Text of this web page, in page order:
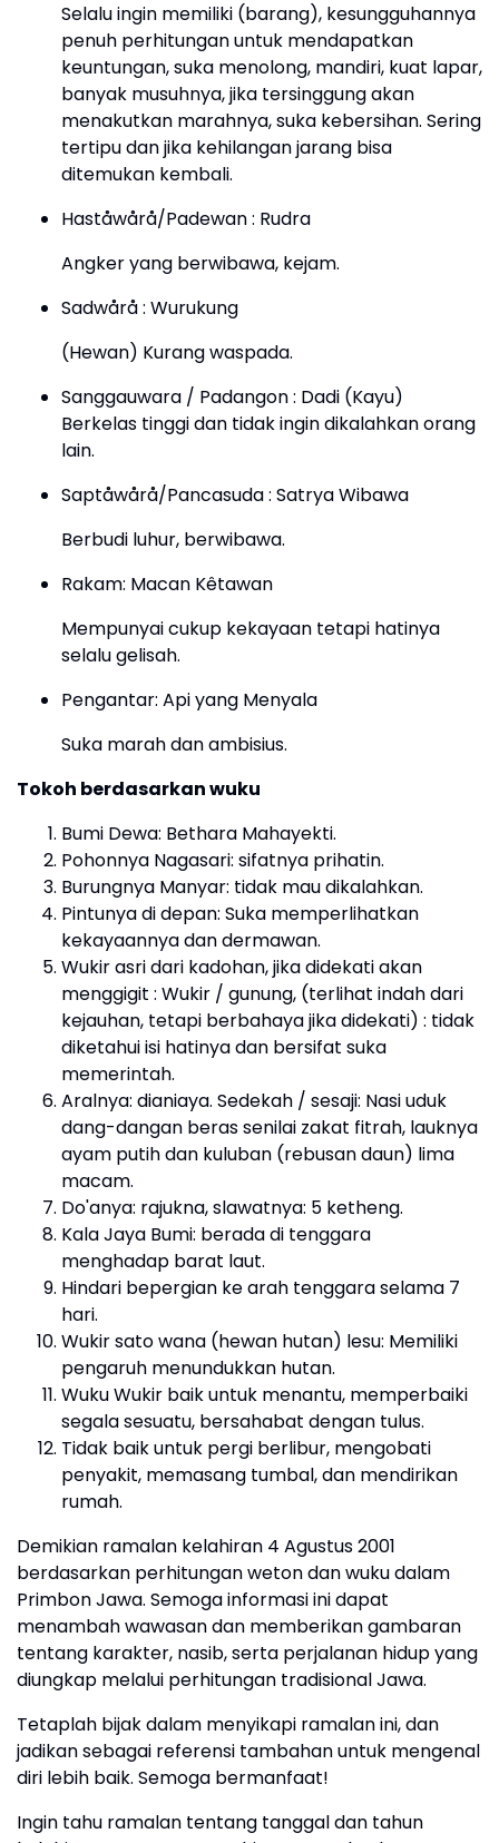
Selalu ingin memiliki (barang), kesungguhannya
penuh perhitungan untuk mendapatkan
keuntungan, suka menolong, mandiri, kuat lapar,
banyak musuhnya, jika tersinggung akan
menakutkan marahnya, suka kebersihan. Sering
tertipu dan jika kehilangan jarang bisa
ditemukan kembali.
Haståwårå/Padewan : Rudra
Angker yang berwibawa, kejam.
Sadwårå : Wurukung
(Hewan) Kurang waspada.
Sanggauwara / Padangon : Dadi (Kayu)
Berkelas tinggi dan tidak ingin dikalahkan orang
lain.
Saptåwårå/Pancasuda : Satrya Wibawa
Berbudi luhur, berwibawa.
Rakam: Macan Kêtawan
Mempunyai cukup kekayaan tetapi hatinya
selalu gelisah.
Pengantar: Api yang Menyala
Suka marah dan ambisius.
Tokoh berdasarkan wuku
Bumi Dewa: Bethara Mahayekti.
Pohonnya Nagasari: sifatnya prihatin.
Burungnya Manyar: tidak mau dikalahkan.
Pintunya di depan: Suka memperlihatkan
kekayaannya dan dermawan.
Wukir asri dari kadohan, jika didekati akan
menggigit : Wukir / gunung, (terlihat indah dari
kejauhan, tetapi berbahaya jika didekati) : tidak
diketahui isi hatinya dan bersifat suka
memerintah.
Aralnya: dianiaya. Sedekah / sesaji: Nasi uduk
dang-dangan beras senilai zakat fitrah, lauknya
ayam putih dan kuluban (rebusan daun) lima
macam.
Do'anya: rajukna, slawatnya: 5 ketheng.
Kala Jaya Bumi: berada di tenggara
menghadap barat laut.
Hindari bepergian ke arah tenggara selama 7
hari.
Wukir sato wana (hewan hutan) lesu: Memiliki
pengaruh menundukkan hutan.
Wuku Wukir baik untuk menantu, memperbaiki
segala sesuatu, bersahabat dengan tulus.
Tidak baik untuk pergi berlibur, mengobati
penyakit, memasang tumbal, dan mendirikan
rumah.
Demikian ramalan kelahiran 4 Agustus 2001
berdasarkan perhitungan weton dan wuku dalam
Primbon Jawa. Semoga informasi ini dapat
menambah wawasan dan memberikan gambaran
tentang karakter, nasib, serta perjalanan hidup yang
diungkap melalui perhitungan tradisional Jawa.
Tetaplah bijak dalam menyikapi ramalan ini, dan
jadikan sebagai referensi tambahan untuk mengenal
diri lebih baik. Semoga bermanfaat!
Ingin tahu ramalan tentang tanggal dan tahun